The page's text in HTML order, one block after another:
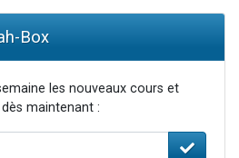
Box
les nouveaux cours et
maintenant :